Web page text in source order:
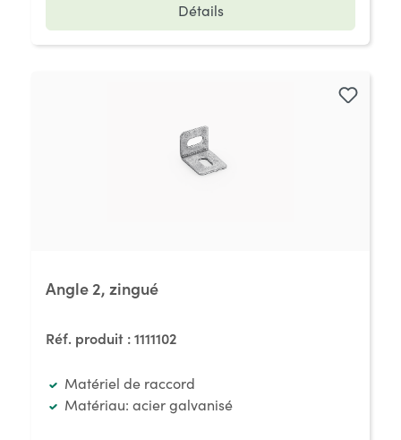
Détails
Angle 2, zingué
Réf. produit :1111102
Matériel de raccord
Matériau: acier galvanisé